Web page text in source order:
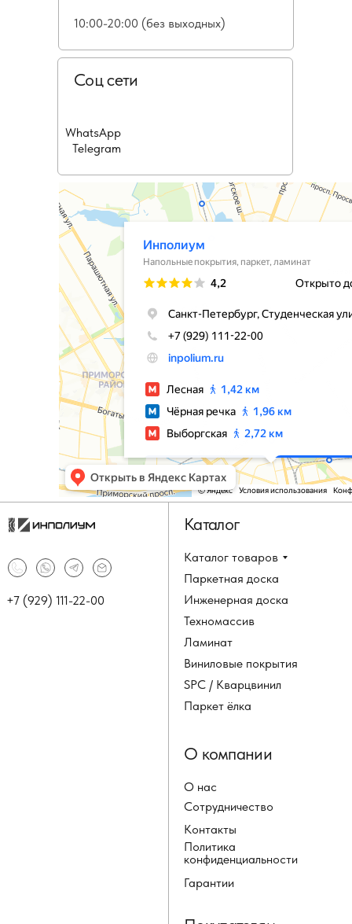
10:00-20:00 (без выходных)
Соц сети
WhatsApp
Telegram
Каталог товаров
Паркетная доска
Инженерная доска
Техномассив
+7 (929) 111-22-00
Каталог
Ламинат
Виниловые покрытия
SPC / Кварцвинил
Паркет ёлка
О нас
Сотрудничество
Контакты
Политика
конфиденциальности
О компании
Гарантии